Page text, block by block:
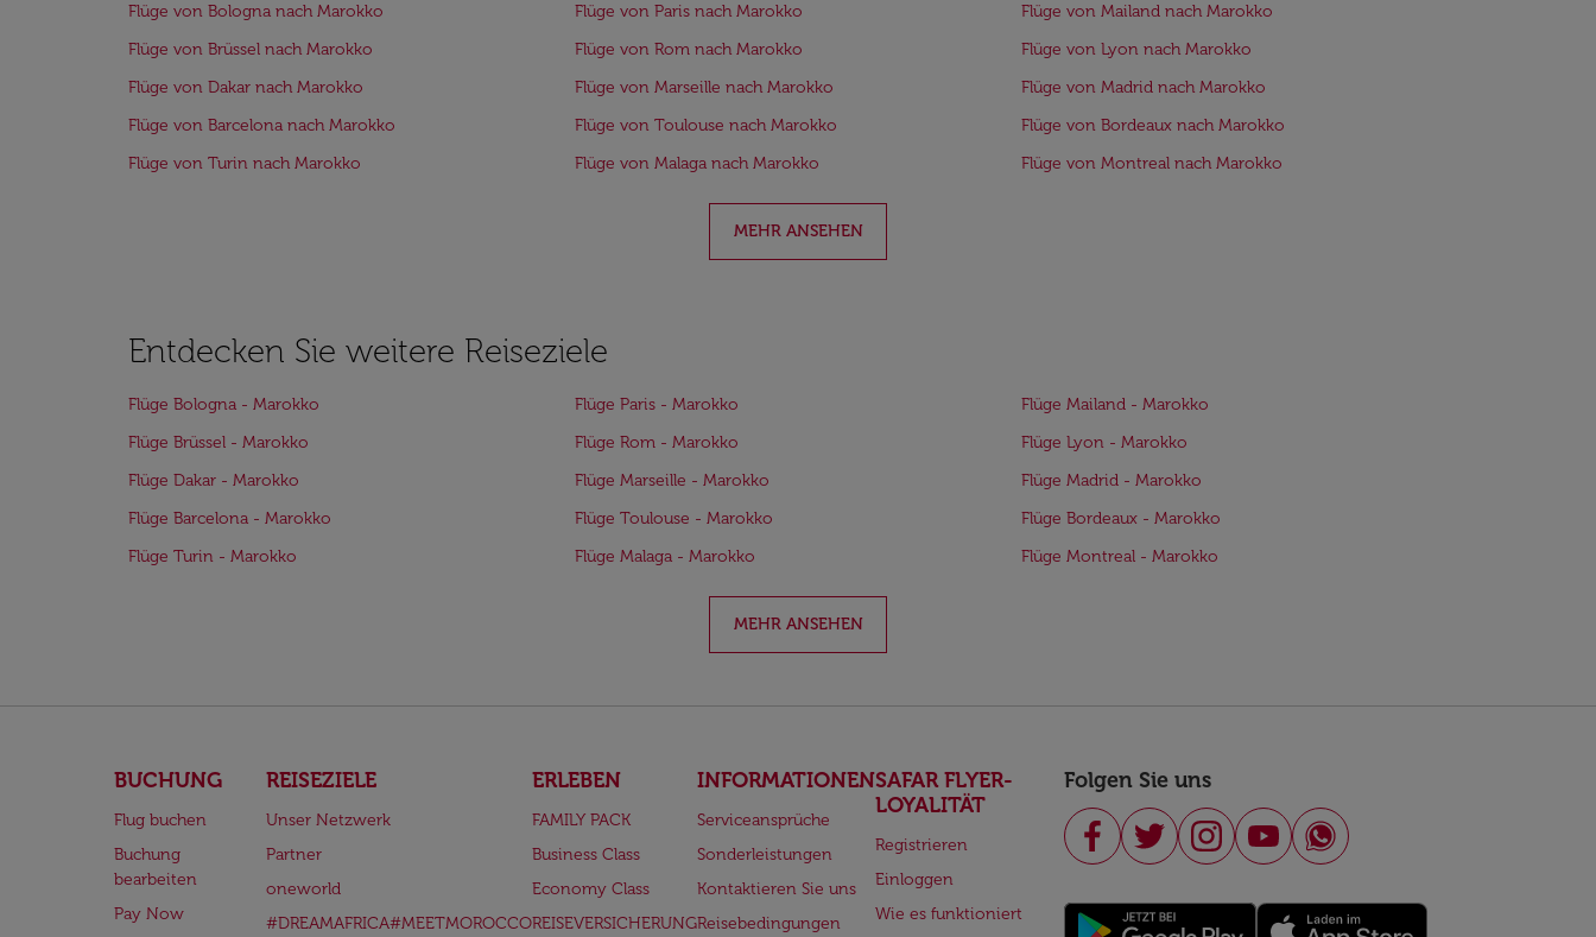
Flüge von Bologna nach Marokko Flüge von Paris nach Marokko
Flüge von Mailand nach Marokko
Flüge von Brüssel nach Marokko
Flüge von Rom nach Marokko
Flüge von Lyon nach Marokko
Flüge von Dakar nach Marokko
Flüge von Marseille nach Marokko
Flüge von Madrid nach Marokko
Flüge von Barcelona nach Marokko
Flüge von Toulouse nach Marokko
Flüge von Bordeaux nach Marokko
Flüge von Turin nach Marokko
Flüge von Malaga nach Marokko Flüge von Montreal nach Marokko
MEHR ANSEHEN
Entdecken Sie weitere Reiseziele
Flüge Bologna - Marokko Flüge Paris - Marokko
Flüge Mailand - Marokko
Flüge Brüssel - Marokko
Flüge Rom - Marokko
Flüge Lyon - Marokko
Flüge Dakar - Marokko
Flüge Marseille - Marokko
Flüge Madrid - Marokko
Flüge Barcelona - Marokko
Flüge Toulouse - Marokko
Flüge Bordeaux - Marokko
Flüge Turin - Marokko
Flüge Malaga - Marokko Flüge Montreal - Marokko
MEHR ANSEHEN
BUCHUNG
Flug buchen
Buchung
bearbeiten
Pay Now
REISEZIELE
Unser Netzwerk
Partner
oneworld
#DREAMAFRICA#MEETMOROCCO
ERLEBEN
FAMILY PACK
Business Class
Economy Class
REISEVERSICHERUNG
INFORMATIONEN
Serviceansprüche
Sonderleistungen
Kontaktieren Sie uns
Reisebedingungen
SAFAR FLYER-
LOYALITÄT
Registrieren
Einloggen
Wie es funktioniert
Folgen Sie uns